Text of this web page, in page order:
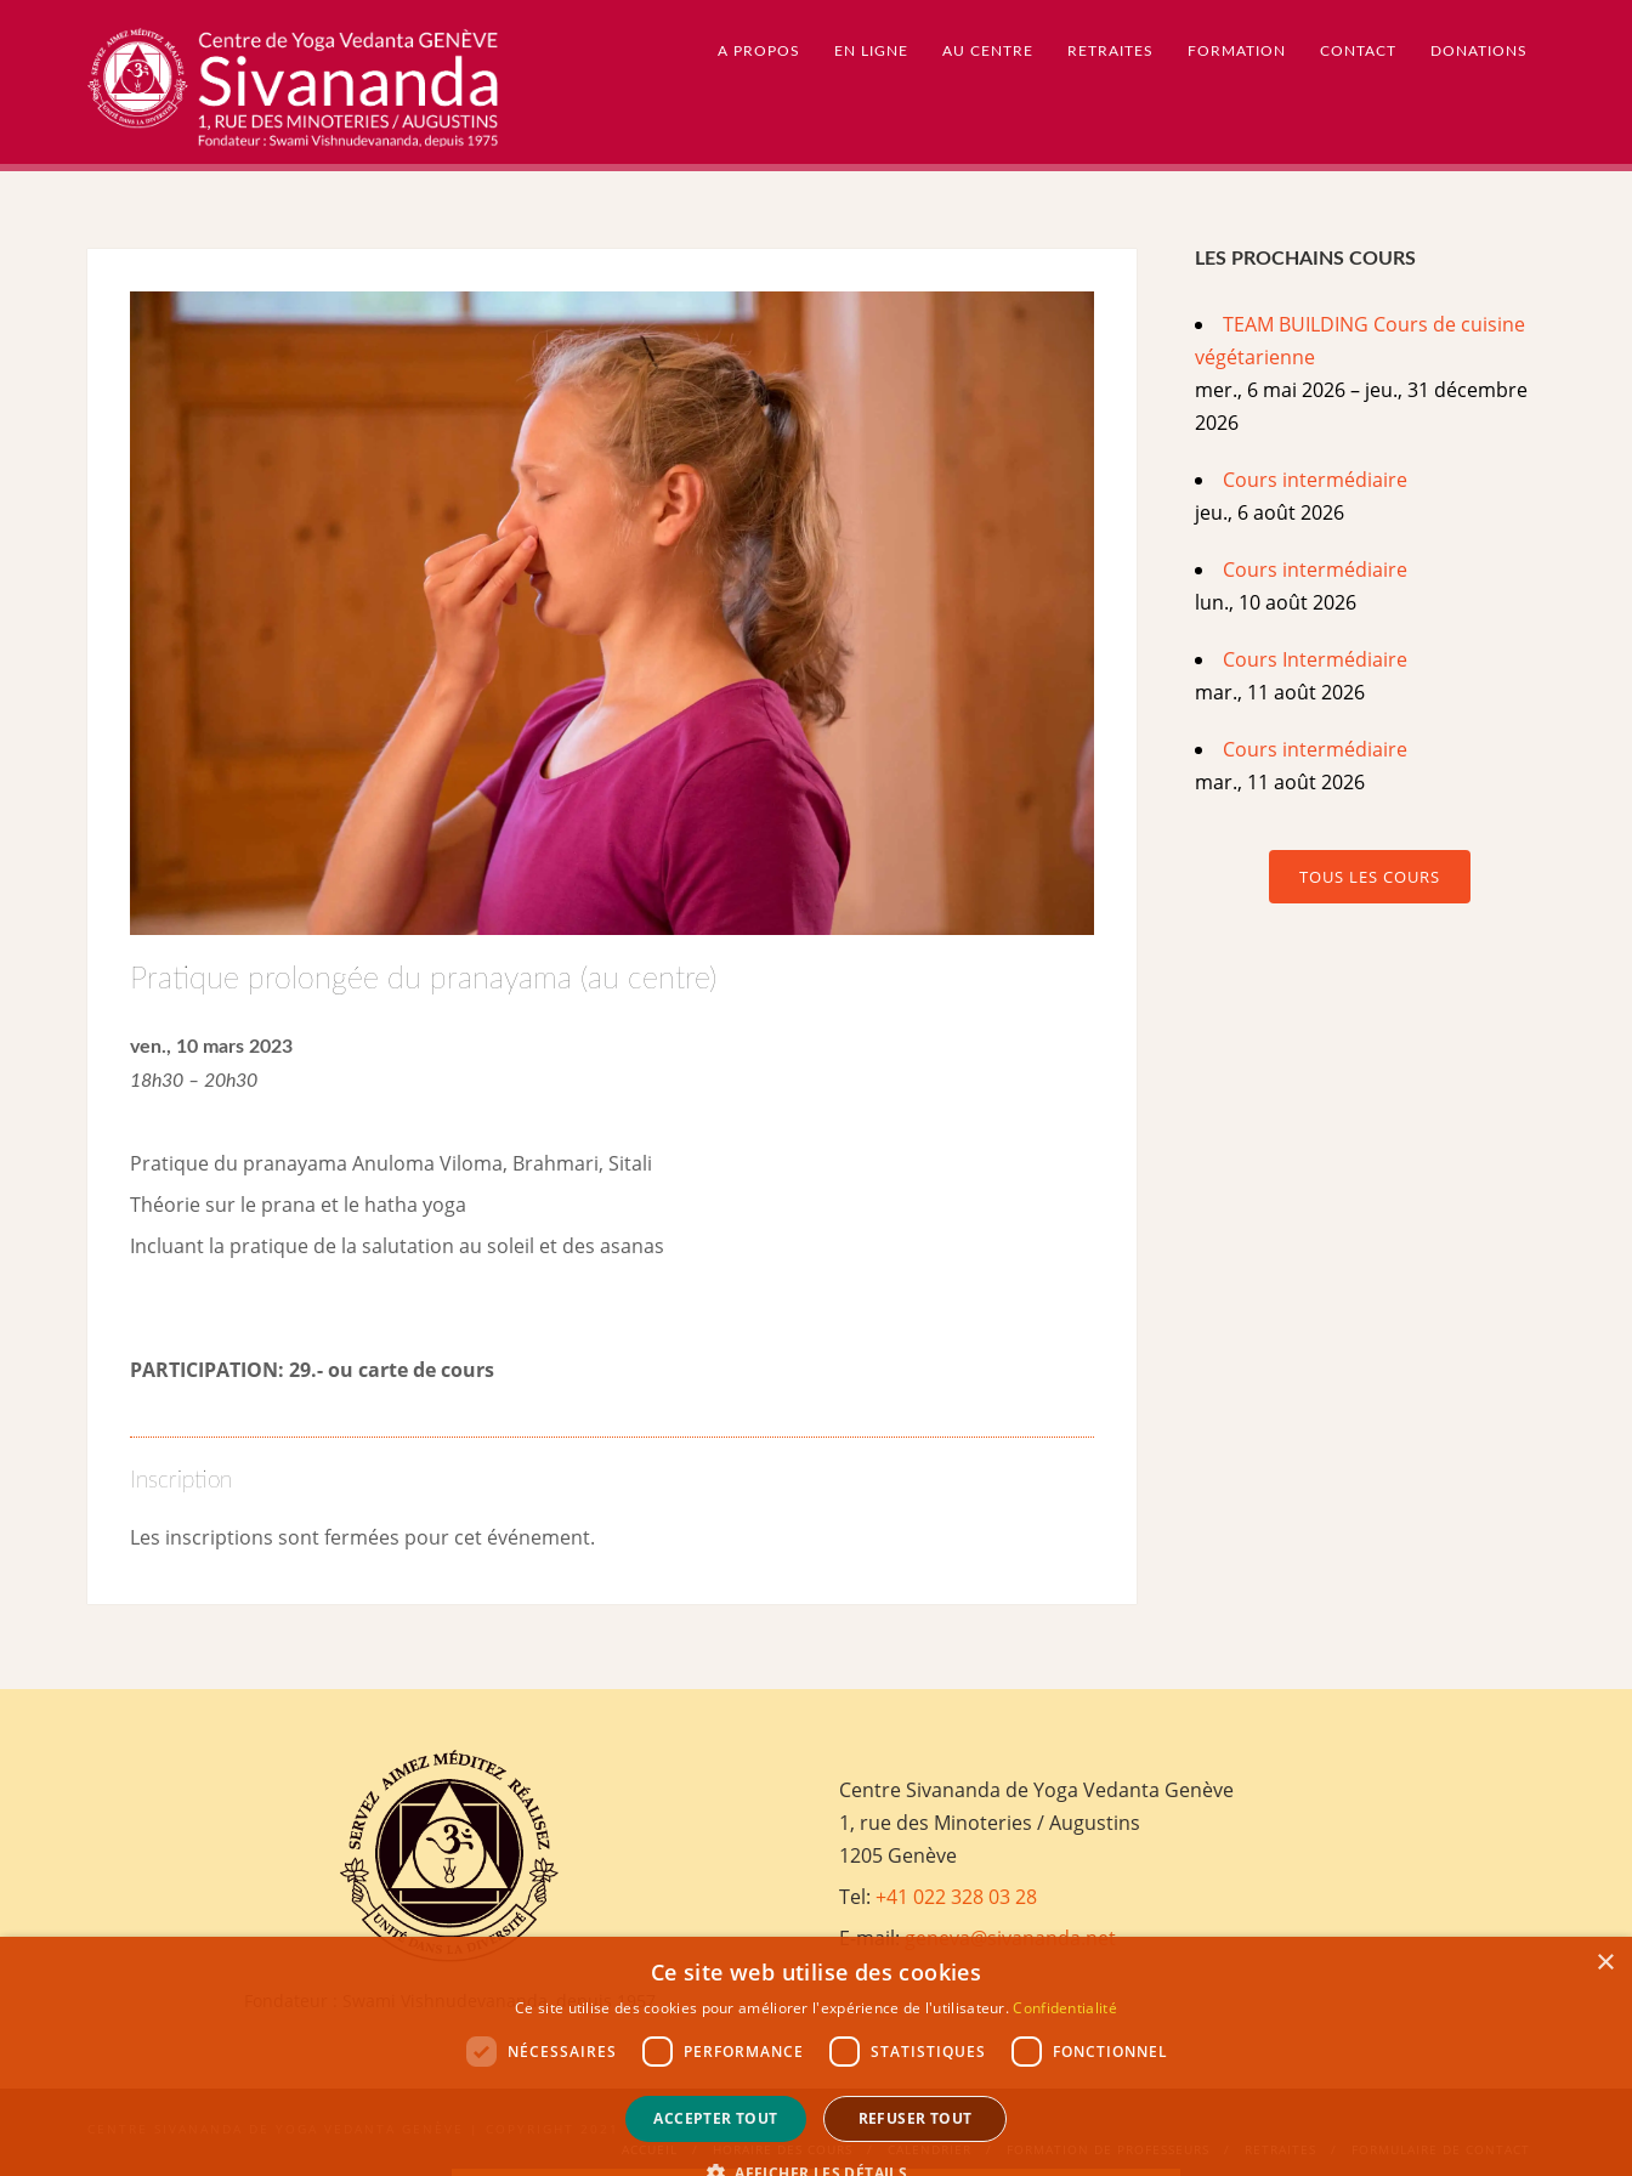
A PROPOS EN LIGNE AU CENTRE RETRAITES FORMATION CONTACT DONATIONS
Pratique prolongée du pranayama (au centre)
ven., 10 mars 2023
18h30 – 20h30
Pratique du pranayama Anuloma Viloma, Brahmari, Sitali
Théorie sur le prana et le hatha yoga
Incluant la pratique de la salutation au soleil et des asanas
PARTICIPATION: 29.- ou carte de cours
Inscription
Les inscriptions sont fermées pour cet événement.
LES PROCHAINS COURS
TEAM BUILDING Cours de cuisine
végétarienne
mer., 6 mai 2026 – jeu., 31 décembre
2026
Cours intermédiaire
jeu., 6 août 2026
Cours intermédiaire
lun., 10 août 2026
Cours Intermédiaire
mar., 11 août 2026
Cours intermédiaire
mar., 11 août 2026
TOUS LES COURS
Fondateur : Swami Vishnudevananda, depuis 1957
Centre Sivananda de Yoga Vedanta Genève
1, rue des Minoteries / Augustins
1205 Genève
Tel: +41 022 328 03 28
E-mail:geneva@sivananda.net
×
Ce site web utilise des cookies
Ce site utilise des cookies pour améliorer l'expérience de l'utilisateur.Confidentialité
NÉCESSAIRES PERFORMANCE STATISTIQUES FONCTIONNEL
ACCEPTER TOUT REFUSER TOUT